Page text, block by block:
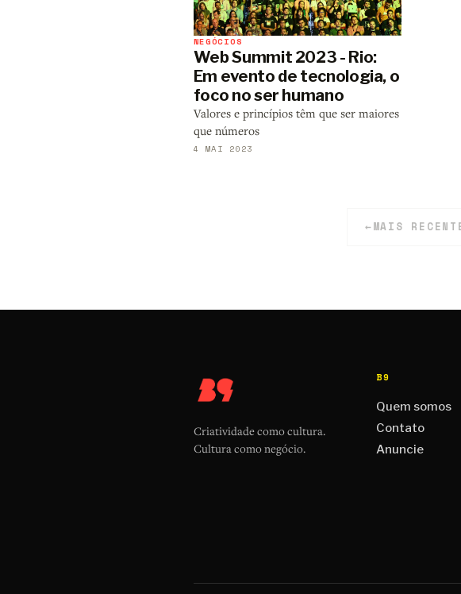
NEGÓCIOS
Web Summit 2023 - Rio:
Em evento de tecnologia, o
foco no ser humano
Valores e princípios têm que ser maiores
que números
4 MAI 2023
←MAIS
Criatividade como cultura.
Cultura como negócio.
B9
Quem somos
Contato
Anuncie